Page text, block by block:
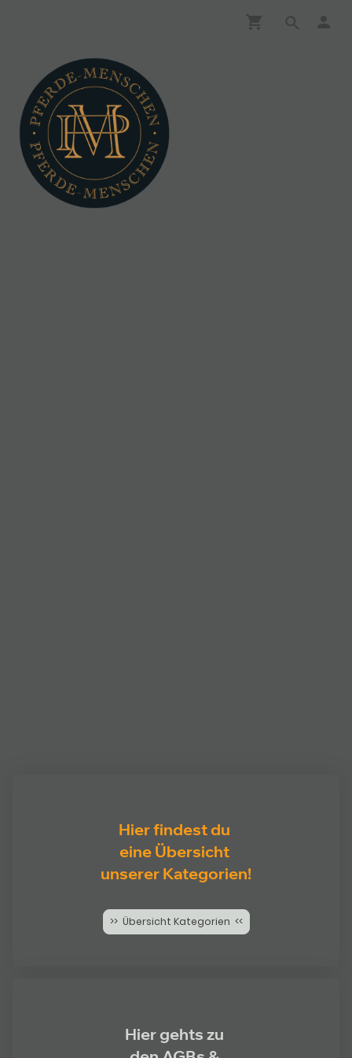
Hier findest du
eine Übersicht
unserer Kategorien!
>> Übersicht Kategorien <<
Hier gehts zu